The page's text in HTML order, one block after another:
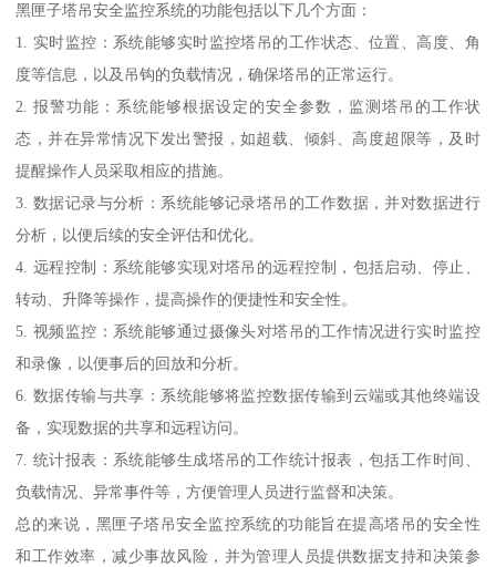
黑匣子塔吊安全监控系统的功能包括以下几个方面：
1. 实时监控：系统能够实时监控塔吊的工作状态、位置、高度、角
度等信息，以及吊钩的负载情况，确保塔吊的正常运行。
2. 报警功能：系统能够根据设定的安全参数，监测塔吊的工作状
态，并在异常情况下发出警报，如超载、倾斜、高度超限等，及时
提醒操作人员采取相应的措施。
3. 数据记录与分析：系统能够记录塔吊的工作数据，并对数据进行
分析，以便后续的安全评估和优化。
4. 远程控制：系统能够实现对塔吊的远程控制，包括启动、停止、
转动、升降等操作，提高操作的便捷性和安全性。
5. 视频监控：系统能够通过摄像头对塔吊的工作情况进行实时监控
和录像，以便事后的回放和分析。
6. 数据传输与共享：系统能够将监控数据传输到云端或其他终端设
备，实现数据的共享和远程访问。
7. 统计报表：系统能够生成塔吊的工作统计报表，包括工作时间、
负载情况、异常事件等，方便管理人员进行监督和决策。
总的来说，黑匣子塔吊安全监控系统的功能旨在提高塔吊的安全性
和工作效率，减少事故风险，并为管理人员提供数据支持和决策参